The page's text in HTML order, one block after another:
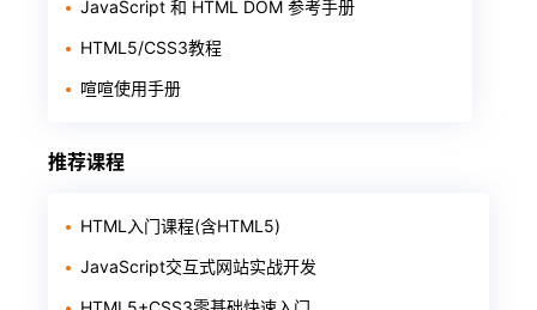
JavaScript 和 HTML DOM 参考手册
HTML5/CSS3教程
喧喧使用手册
推荐课程
HTML入门课程(含HTML5)
JavaScript交互式网站实战开发